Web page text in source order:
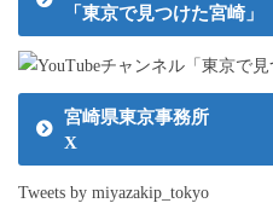
「東京で見つけた宮崎」
宮崎県東京事務所
X
Tweets by miyazakip_tokyo